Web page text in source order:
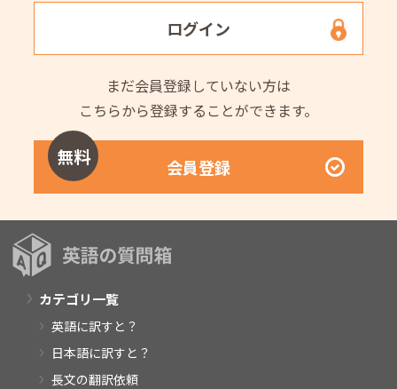
ログイン
まだ会員登録していない方は
こちらから登録することができます。
無料 会員登録
カテゴリ一覧
英語に訳すと？
日本語に訳すと？
長文の翻訳依頼